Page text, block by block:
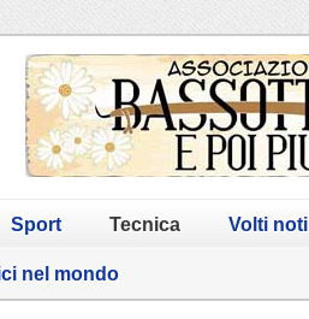
Sport Tecnica Volti noti
nel mondo